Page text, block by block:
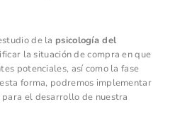
de la psicología del
la situación de compra en que
potenciales, así como la fase
forma, podremos implementar
el desarrollo de nuestra